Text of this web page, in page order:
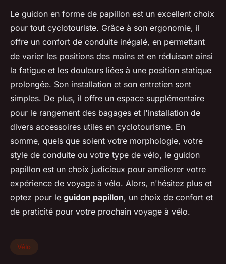
Le guidon en forme de papillon est un excellent choix
pour tout cyclotouriste. Grâce à son ergonomie, il
offre un confort de conduite inégalé, en permettant
de varier les positions des mains et en réduisant ainsi
la fatigue et les douleurs liées à une position statique
prolongée. Son installation et son entretien sont
simples. De plus, il offre un espace supplémentaire
pour le rangement des bagages et l'installation de
divers accessoires utiles en cyclotourisme. En
somme, quels que soient votre morphologie, votre
style de conduite ou votre type de vélo, le guidon
papillon est un choix judicieux pour améliorer votre
expérience de voyage à vélo. Alors, n'hésitez plus et
optez pour le guidon papillon, un choix de confort et
de praticité pour votre prochain voyage à vélo.
Vélo